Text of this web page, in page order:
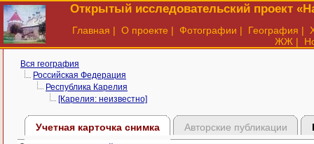
Открытый исследовательский проект
Главная | О проекте | Фотографии | География |
ЖЖ |
Вся география
Российская Федерация
Республика Карелия
[Карелия: неизвестно]
Учетная карточка снимка Авторские публикации